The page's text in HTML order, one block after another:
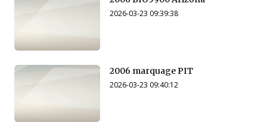
2026-03-23 09:39:38
2006 marquage PIT
2026-03-23 09:40:12